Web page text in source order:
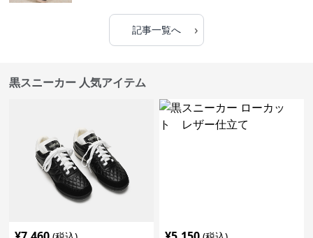
記事一覧へ ›
黒スニーカー 人気アイテム